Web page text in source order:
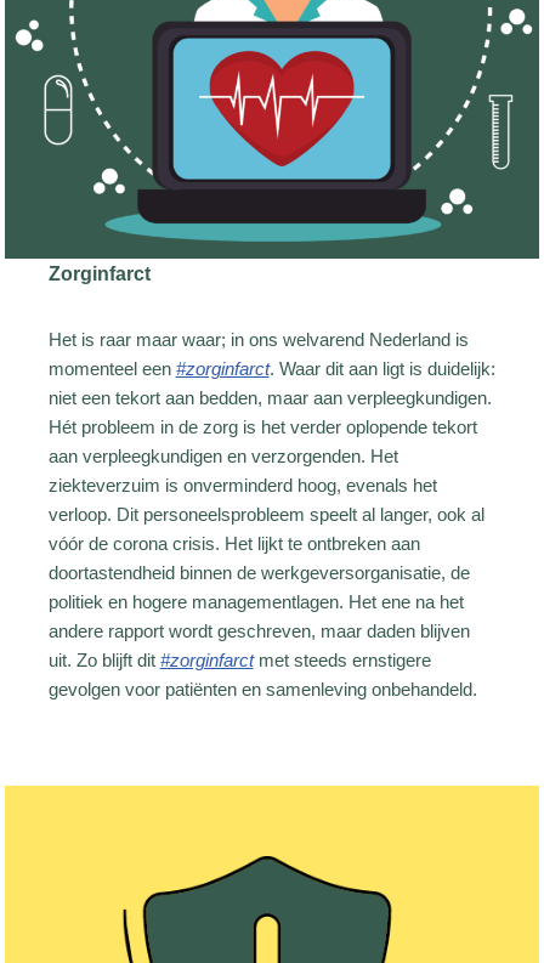
Zorginfarct
Het is raar maar waar; in ons welvarend Nederland is
momenteel een #zorginfarct. Waar dit aan ligt is duidelijk:
niet een tekort aan bedden, maar aan verpleegkundigen.
Hét probleem in de zorg is het verder oplopende tekort
aan verpleegkundigen en verzorgenden. Het
ziekteverzuim is onverminderd hoog, evenals het
verloop. Dit personeelsprobleem speelt al langer, ook al
vóór de corona crisis. Het lijkt te ontbreken aan
doortastendheid binnen de werkgeversorganisatie, de
politiek en hogere managementlagen. Het ene na het
andere rapport wordt geschreven, maar daden blijven
uit. Zo blijft dit #zorginfarct met steeds ernstigere
gevolgen voor patiënten en samenleving onbehandeld.